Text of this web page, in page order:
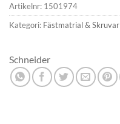
Artikelnr: 1501974
Kategori: Fästmatrial & Skruvar
Schneider